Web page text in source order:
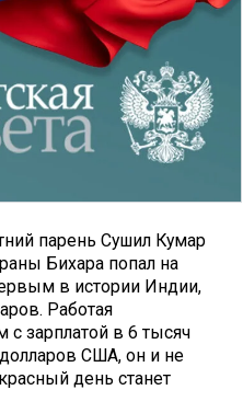
парень Сушил Кумар
Бихара попал на
в истории Индии,
Работая
зарплатой в 6 тысяч
США, он и не
день станет